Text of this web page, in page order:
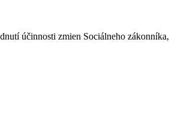
účinnosti zmien Sociálneho zákonníka,